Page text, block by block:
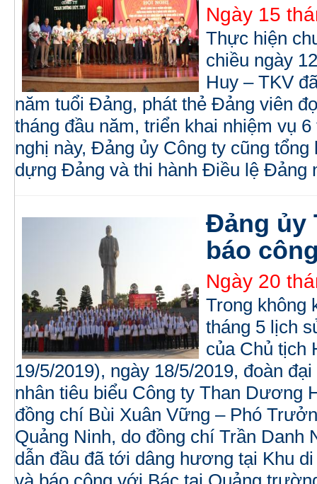
Ngày 15
Thực hiện
chiều ngày
Huy – TKV
năm tuổi Đảng, phát thẻ Đảng viên
tháng đầu năm, triển khai nhiệm vụ
nghị này, Đảng ủy Công ty cũng
dựng Đảng và thi hành Điều lệ Đảng
Đảng ủy
báo
Ngày 20
Trong không
tháng 5 lịch
của Chủ tịch
19/5/2019), ngày 18/5/2019, đoàn
nhân tiêu biểu Công ty Than Dương
đồng chí Bùi Xuân Vững – Phó
Quảng Ninh, do đồng chí Trần
dẫn đầu đã tới dâng hương tại Khu